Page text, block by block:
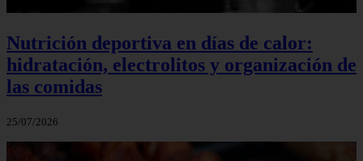
Nutrición deportiva en días de calor:
hidratación, electrolitos y organización de
las comidas
25/07/2026